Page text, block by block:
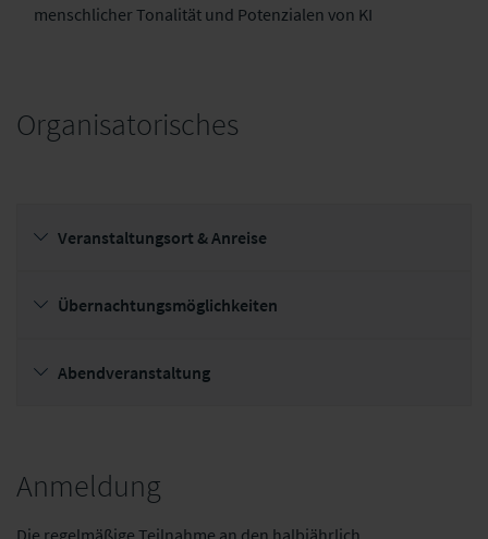
menschlicher Tonalität und Potenzialen von KI
Organisatorisches
Veranstaltungsort & Anreise
Übernachtungsmöglichkeiten
Abendveranstaltung
Anmeldung
Die regelmäßige Teilnahme an den halbjährlich